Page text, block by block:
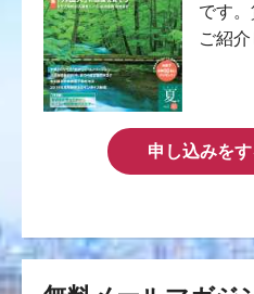
です
ご紹介
申し込みをす